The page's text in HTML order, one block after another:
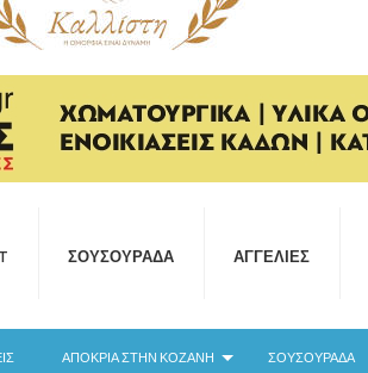
ΣΟΥΣΟΥΡΆΔΑ ΑΓΓΕΛΊΕΣ
ΑΠΟΚΡΙΆ ΣΤΗΝ ΚΟΖΆΝΗ ΣΟΥΣΟΥΡΆΔΑ